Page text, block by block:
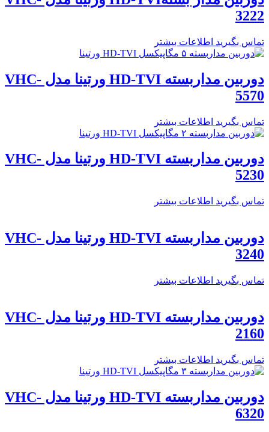
3222
تماس بگیرید اطلاعات بیشتر
دوربین مداربسته HD-TVI ورتینا مدل VHC-
5570
تماس بگیرید اطلاعات بیشتر
دوربین مداربسته HD-TVI ورتینا مدل VHC-
5230
تماس بگیرید اطلاعات بیشتر
دوربین مداربسته HD-TVI ورتینا مدل VHC-
3240
تماس بگیرید اطلاعات بیشتر
دوربین مداربسته HD-TVI ورتینا مدل VHC-
2160
تماس بگیرید اطلاعات بیشتر
دوربین مداربسته HD-TVI ورتینا مدل VHC-
6320